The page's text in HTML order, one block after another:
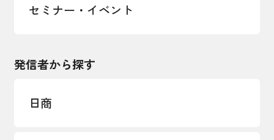
セミナー・イベント
発信者から探す
日商